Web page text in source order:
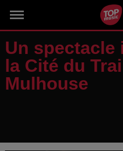
Un spectacle
la Cité du
Mulhouse